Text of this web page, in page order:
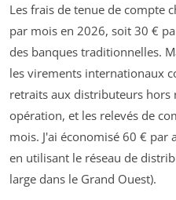
Les frais de tenue de compte
par mois en 2026, soit 30 €
des banques traditionnelles.
les virements internationaux
retraits aux distributeurs hors
opération, et les relevés de
mois. J'ai économisé 60 € par
en utilisant le réseau de
large dans le Grand Ouest).